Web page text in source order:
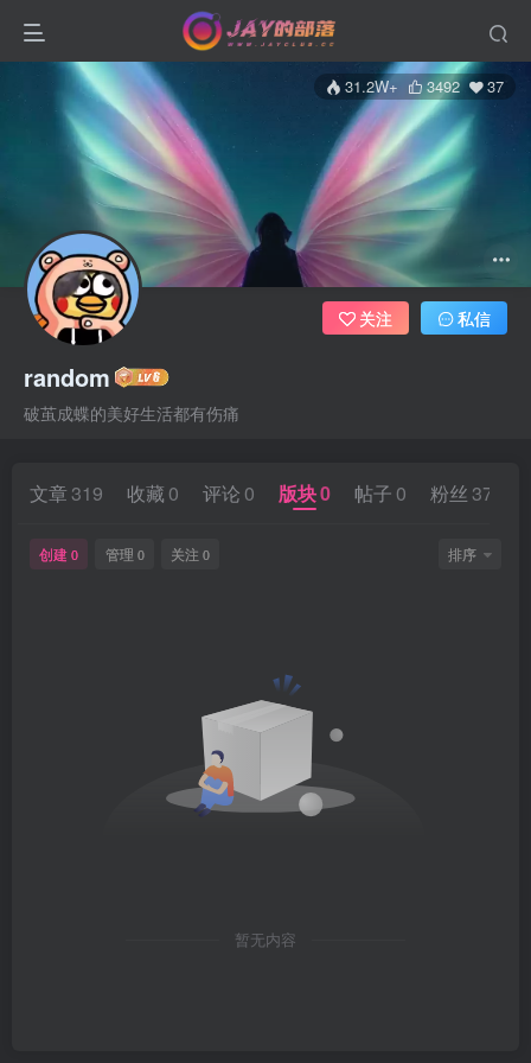
31.2W+ 3492 37
random
破茧成蝶的美好生活都有伤痛
关注 私信
文章 319 收藏 0 评论 0 版块0 帖子 0 粉丝 37
创建 0 管理 0 关注 0 排序
暂无内容